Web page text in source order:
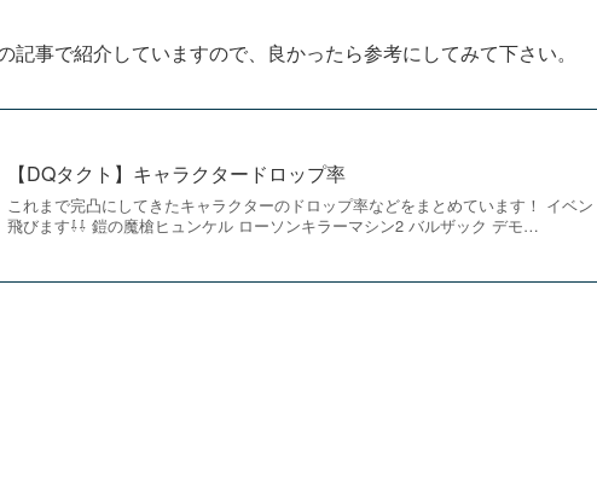
記事で紹介していますので、良かったら参考にしてみて下さい。
【DQタクト】キャラクタードロップ率
これまで完凸にしてきたキャラクターのドロップ率などをまとめています！ イベ
飛びます⇩⇩ 鎧の魔槍ヒュンケル ローソンキラーマシン2 バルザック デモ…